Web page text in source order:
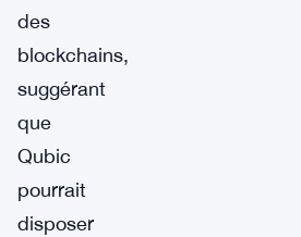
des
blockchains,
suggérant
que
Qubic
pourrait
disposer